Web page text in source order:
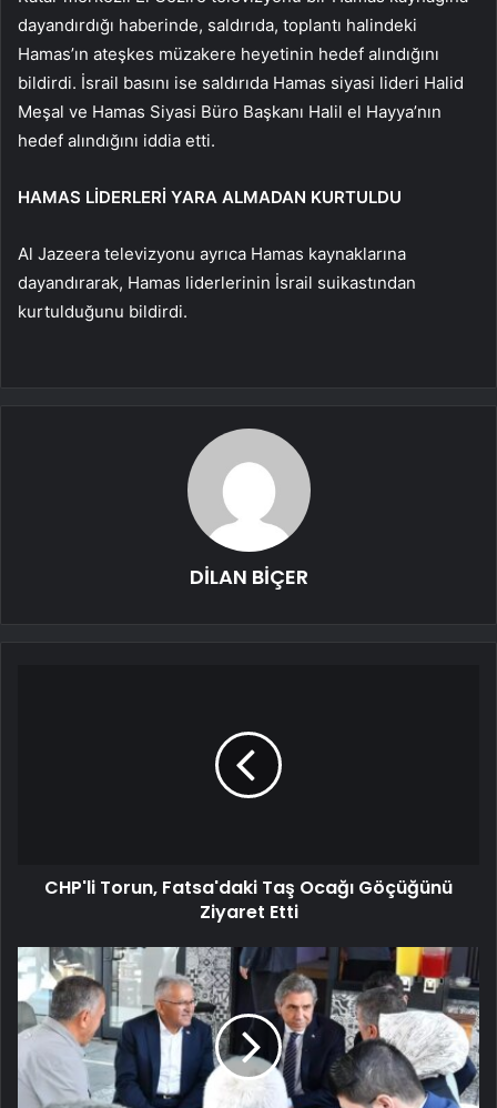
dayandırdığı haberinde, saldırıda, toplantı halindeki
Hamas’ın ateşkes müzakere heyetinin hedef alındığını
bildirdi. İsrail basını ise saldırıda Hamas siyasi lideri Halid
Meşal ve Hamas Siyasi Büro Başkanı Halil el Hayya’nın
hedef alındığını iddia etti.
HAMAS LİDERLERİ YARA ALMADAN KURTULDU
Al Jazeera televizyonu ayrıca Hamas kaynaklarına
dayandırarak, Hamas liderlerinin İsrail suikastından
kurtulduğunu bildirdi.
DİLAN BİÇER
CHP'li Torun, Fatsa'daki Taş Ocağı Göçüğünü
Ziyaret Etti